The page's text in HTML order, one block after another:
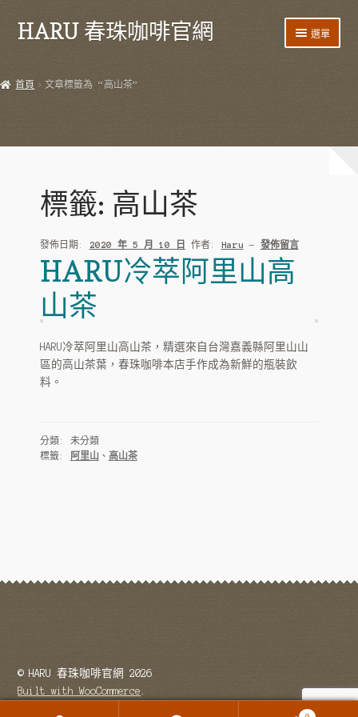
跳
至
覽
跳
至
要
HARU 春珠咖啡官網 選單
阿里山藝伎
阿里山紫葉
阿里山 SL34
阿里山鐵比卡
古坑藝伎
仙草茶
Haru 可可飲
咖啡豆代烘
首頁 文章標籤為 “高山茶”
標籤: 高山茶
發佈日期: 2020 年 5 月 10 日 作者: Haru — 發佈留言
HARU冷萃阿里山高
山茶
HARU冷萃阿里山高山茶，精選來自台灣嘉義縣阿里山山
區的高山茶葉，春珠咖啡本店手作成為新鮮的瓶裝飲
料。
分類: 未分類
標籤:
阿里山 、 高山茶
© HARU 春珠咖啡官網 2026
Built with WooCommerce